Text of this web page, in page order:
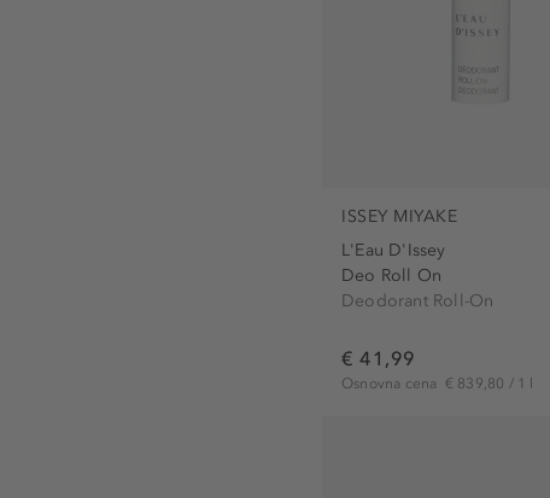
ISSEY MIYAKE
L'Eau D'Issey
Deo Roll On
Deodorant Roll-On
€ 41,99
Osnovna cena € 839,80 / 1 l